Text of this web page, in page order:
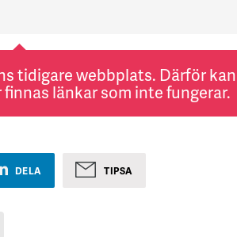
tidigare webbplats. Därför
länkar som inte fungerar.
DELA TIPSA